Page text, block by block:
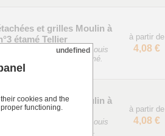
et grilles Moulin à
étamé Tellier
certifiées d'origine Louis
moulin à légumes n°3 étamé.
à partir de
4,08 €
et grilles Moulin à
inox Tellier
certifiées d'origine Louis
à légumes n°3 inox.
à partir de
4,08 €
undefined
cookies and the
functioning.